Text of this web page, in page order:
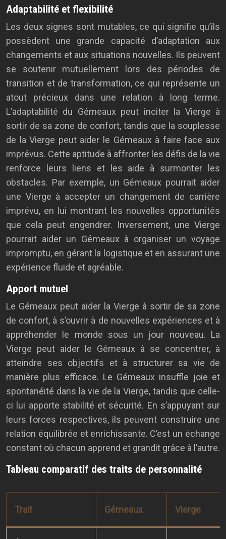
Adaptabilité et flexibilité
Les deux signes sont mutables, ce qui signifie qu’ils
possèdent une grande capacité d’adaptation aux
changements et aux situations nouvelles. Ils peuvent
se soutenir mutuellement lors des périodes de
transition et de transformation, ce qui représente un
atout précieux dans une relation à long terme.
L’adaptabilité du Gémeaux peut inciter la Vierge à
sortir de sa zone de confort, tandis que la souplesse
de la Vierge peut aider le Gémeaux à faire face aux
imprévus. Cette aptitude à affronter les défis de la vie
renforce leurs liens et les aide à surmonter les
obstacles. Par exemple, un Gémeaux pourrait aider
une Vierge à accepter un changement de carrière
imprévu, en lui montrant les nouvelles opportunités
que cela peut engendrer. Inversement, une Vierge
pourrait aider un Gémeaux à organiser un voyage
impromptu, en gérant la logistique et en assurant une
expérience fluide et agréable.
Apport mutuel
Le Gémeaux peut aider la Vierge à sortir de sa zone
de confort, à s’ouvrir à de nouvelles expériences et à
appréhender le monde sous un jour nouveau. La
Vierge peut aider le Gémeaux à se concentrer, à
atteindre ses objectifs et à structurer sa vie de
manière plus efficace. Le Gémeaux insuffle joie et
spontanéité dans la vie de la Vierge, tandis que celle-
ci lui apporte stabilité et sécurité. En s’appuyant sur
leurs forces respectives, ils peuvent construire une
relation équilibrée et enrichissante. C’est un échange
constant où chacun apprend et grandit grâce à l’autre.
Tableau comparatif des traits de personnalité
Trait Gémeaux Vierge